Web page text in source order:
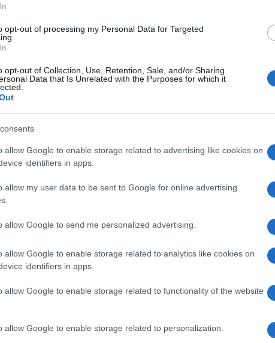
opt-out of processing my Personal Data for Targeted
opt-out of Collection, Use, Retention, Sale, and/or Sharing
Data that Is Unrelated with the Purposes for which it
allow Google to enable storage related to advertising like cookies on
identifiers in apps.
allow my user data to be sent to Google for online advertising
allow Google to send me personalized advertising.
allow Google to enable storage related to analytics like cookies on
identifiers in apps.
allow Google to enable storage related to functionality of the website
allow Google to enable storage related to personalization.
trent’anni di impegno
iniziativa segna i trent’anni di attività del
il Corriere della Sera. Prima di giungere a
località, tra cui Pavia, Franciacorta,
un ulteriore significato poiché si è inserita
un evento che coinvolge numerose
sulla sostenibilità economica, sociale e
promuove attività che mirano a
contribuire al raggiungimento degli obiettivi
del Corriere della Sera, ha visto
Il Sindaco di Cremona, Andrea Virgilio, ha
tra istituzioni, imprese e cittadini per
ad affrontare le sfide future. Virginia Villa,
l’importanza della ricerca scientifica nel